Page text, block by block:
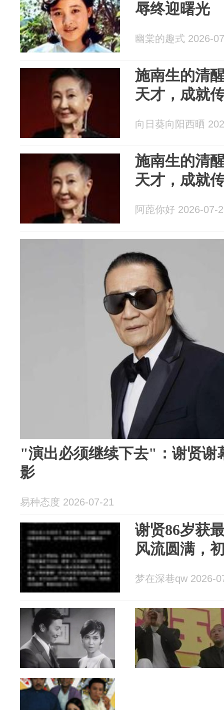
辱终迎曙光
幽棠的趣式 2026-
施南生的清
天才，成就
向日葵向阳西晒
施南生的清
天才，成就
阿萞你好 2026-07-
"演出必须继续下去"：谢贤谢
影
易种态度 2026-07-21
谢贤86岁获
风流圆满，
梦在深巷qw 2026-